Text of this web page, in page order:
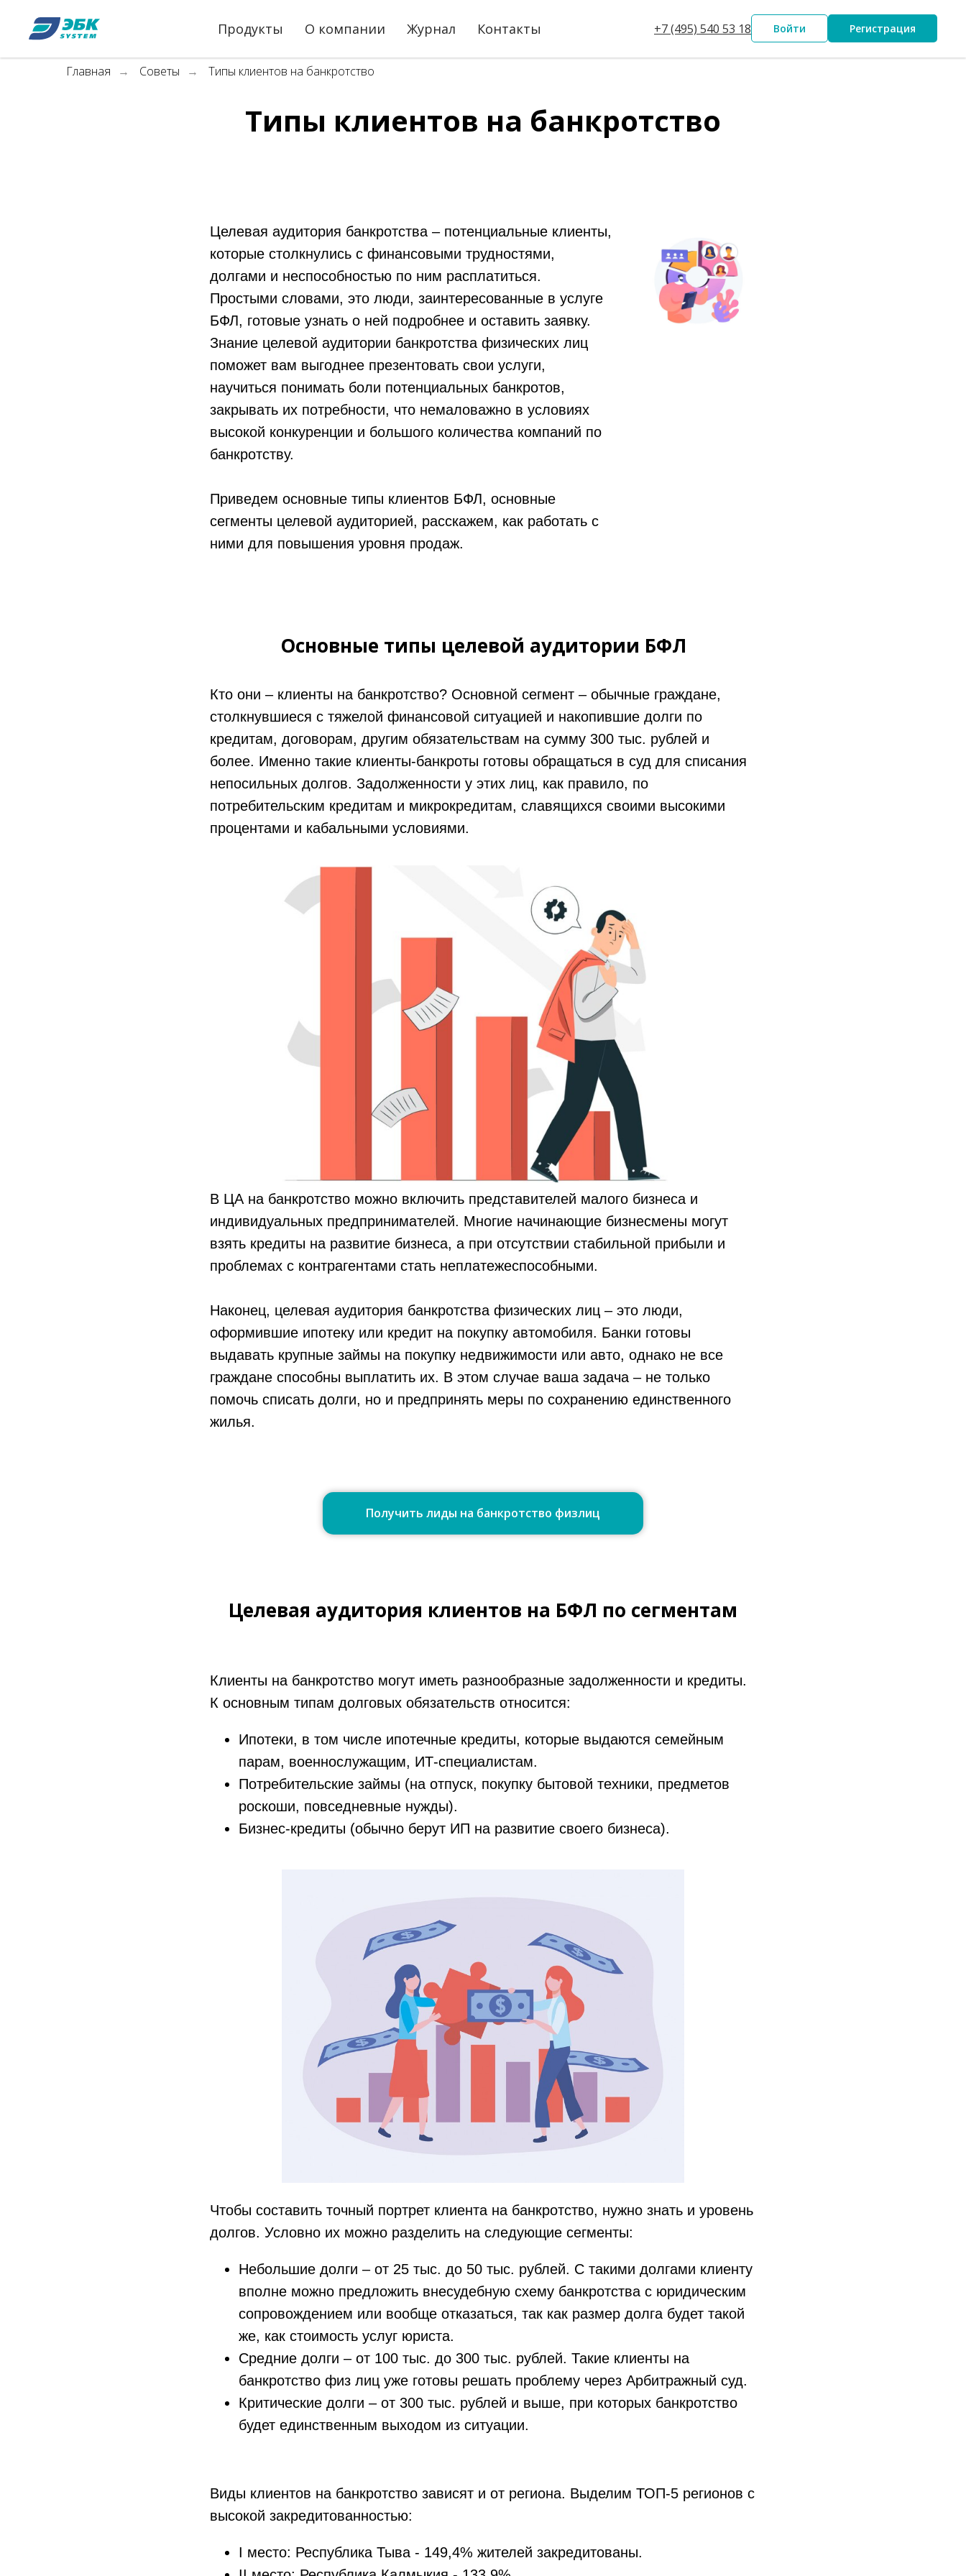
Продукты О компании Журнал Контакты +7 (495) 540 53 18 Войти Регистрация
Главная → Советы → Типы клиентов на банкротство
Типы клиентов на банкротство
Целевая аудитория банкротства – потенциальные клиенты,
которые столкнулись с финансовыми трудностями,
долгами и неспособностью по ним расплатиться.
Простыми словами, это люди, заинтересованные в услуге
БФЛ, готовые узнать о ней подробнее и оставить заявку.
Знание целевой аудитории банкротства физических лиц
поможет вам выгоднее презентовать свои услуги,
научиться понимать боли потенциальных банкротов,
закрывать их потребности, что немаловажно в условиях
высокой конкуренции и большого количества компаний по
банкротству.
Приведем основные типы клиентов БФЛ, основные
сегменты целевой аудиторией, расскажем, как работать с
ними для повышения уровня продаж.
Основные типы целевой аудитории БФЛ
Кто они – клиенты на банкротство? Основной сегмент – обычные граждане,
столкнувшиеся с тяжелой финансовой ситуацией и накопившие долги по
кредитам, договорам, другим обязательствам на сумму 300 тыс. рублей и
более. Именно такие клиенты-банкроты готовы обращаться в суд для списания
непосильных долгов. Задолженности у этих лиц, как правило, по
потребительским кредитам и микрокредитам, славящихся своими высокими
процентами и кабальными условиями.
В ЦА на банкротство можно включить представителей малого бизнеса и
индивидуальных предпринимателей. Многие начинающие бизнесмены могут
взять кредиты на развитие бизнеса, а при отсутствии стабильной прибыли и
проблемах с контрагентами стать неплатежеспособными.
Наконец, целевая аудитория банкротства физических лиц – это люди,
оформившие ипотеку или кредит на покупку автомобиля. Банки готовы
выдавать крупные займы на покупку недвижимости или авто, однако не все
граждане способны выплатить их. В этом случае ваша задача – не только
помочь списать долги, но и предпринять меры по сохранению единственного
жилья.
Получить лиды на банкротство физлиц
Целевая аудитория клиентов на БФЛ по сегментам
Клиенты на банкротство могут иметь разнообразные задолженности и кредиты.
К основным типам долговых обязательств относится:
Ипотеки, в том числе ипотечные кредиты, которые выдаются семейным
парам, военнослужащим, ИТ-специалистам.
Потребительские займы (на отпуск, покупку бытовой техники, предметов
роскоши, повседневные нужды).
Бизнес-кредиты (обычно берут ИП на развитие своего бизнеса).
Чтобы составить точный портрет клиента на банкротство, нужно знать и уровень
долгов. Условно их можно разделить на следующие сегменты:
Небольшие долги – от 25 тыс. до 50 тыс. рублей. С такими долгами клиенту
вполне можно предложить внесудебную схему банкротства с юридическим
сопровождением или вообще отказаться, так как размер долга будет такой
же, как стоимость услуг юриста.
Средние долги – от 100 тыс. до 300 тыс. рублей. Такие клиенты на
банкротство физ лиц уже готовы решать проблему через Арбитражный суд.
Критические долги – от 300 тыс. рублей и выше, при которых банкротство
будет единственным выходом из ситуации.
Виды клиентов на банкротство зависят и от региона. Выделим ТОП-5 регионов с
высокой закредитованностью:
I место: Республика Тыва - 149,4% жителей закредитованы.